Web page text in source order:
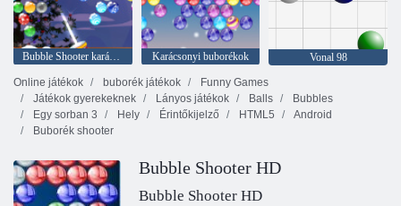
Bubble Shooter karácsony Karácsonyi buborékok
Vonal 98
Online játékok
buborék játékok
Funny Games
Játékok gyerekeknek
Lányos játékok Balls
Bubbles
Egy sorban 3
Hely Érintőkijelző HTML5
Android
Buborék shooter
Bubble Shooter HD
Bubble Shooter HD